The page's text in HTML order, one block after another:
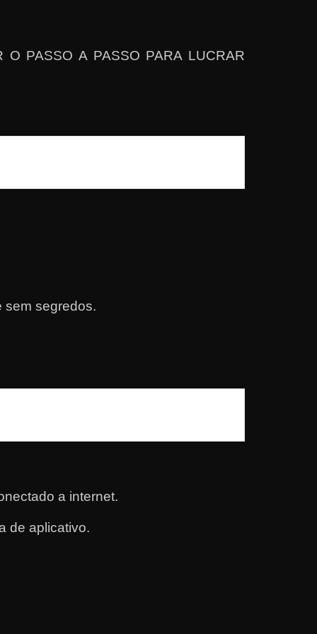
PASSO A PASSO PARA LUCRAR
sem segredos.
a internet.
de aplicativo.